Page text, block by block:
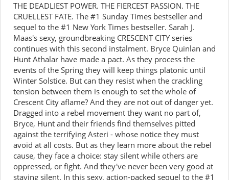
THE DEADLIEST POWER. THE FIERCEST PASSION. THE
CRUELLEST FATE. The #1 Sunday Times bestseller and
sequel to the #1 New York Times bestseller. Sarah J.
Maas's sexy, groundbreaking CRESCENT CITY series
continues with this second instalment. Bryce Quinlan and
Hunt Athalar have made a pact. As they process the
events of the Spring they will keep things platonic until
Winter Solstice. But can they resist when the crackling
tension between them is enough to set the whole of
Crescent City aflame? And they are not out of danger yet.
Dragged into a rebel movement they want no part of,
Bryce, Hunt and their friends find themselves pitted
against the terrifying Asteri - whose notice they must
avoid at all costs. But as they learn more about the rebel
cause, they face a choice: stay silent while others are
oppressed, or fight. And they've never been very good at
staying silent. In this sexy, action-packed sequel to the #1